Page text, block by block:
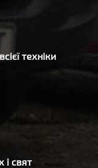
техніки
і свят